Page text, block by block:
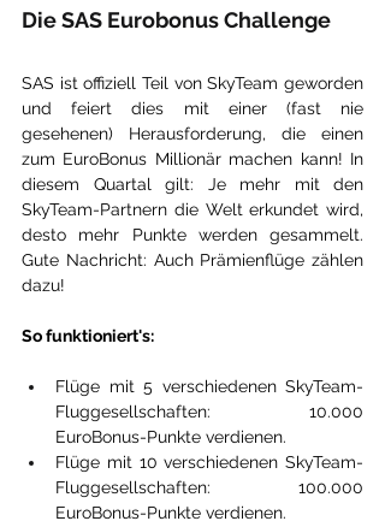
Die SAS Eurobonus Challenge
SAS ist offiziell Teil von SkyTeam geworden
und feiert dies mit einer (fast nie
gesehenen) Herausforderung, die einen
zum EuroBonus Millionär machen kann! In
diesem Quartal gilt: Je mehr mit den
SkyTeam-Partnern die Welt erkundet wird,
desto mehr Punkte werden gesammelt.
Gute Nachricht: Auch Prämienflüge zählen
dazu!
So funktioniert's:
Flüge mit 5 verschiedenen SkyTeam-
Fluggesellschaften: 10.000
EuroBonus-Punkte verdienen.
Flüge mit 10 verschiedenen SkyTeam-
Fluggesellschaften: 100.000
EuroBonus-Punkte verdienen.